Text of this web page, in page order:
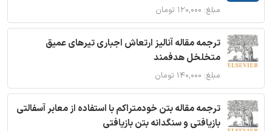
مبلغ: ۱۲۰,۰۰۰ تومان
ترجمه مقاله آنالیز ارتعاش اجباری تیرهای عمیق
متخلخل هدفمند
مبلغ: ۱۴۰,۰۰۰ تومان
ترجمه مقاله بتن خودمتراکم با استفاده از معابر آسفالتی
بازیافتی و سنگدانه بتن بازیافتی